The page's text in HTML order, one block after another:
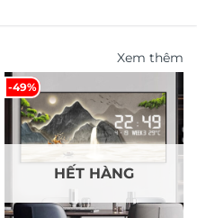
Xem thêm
-49%
HẾT HÀNG